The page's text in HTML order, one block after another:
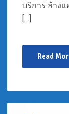
บริการ ล้าง
[…]
Read